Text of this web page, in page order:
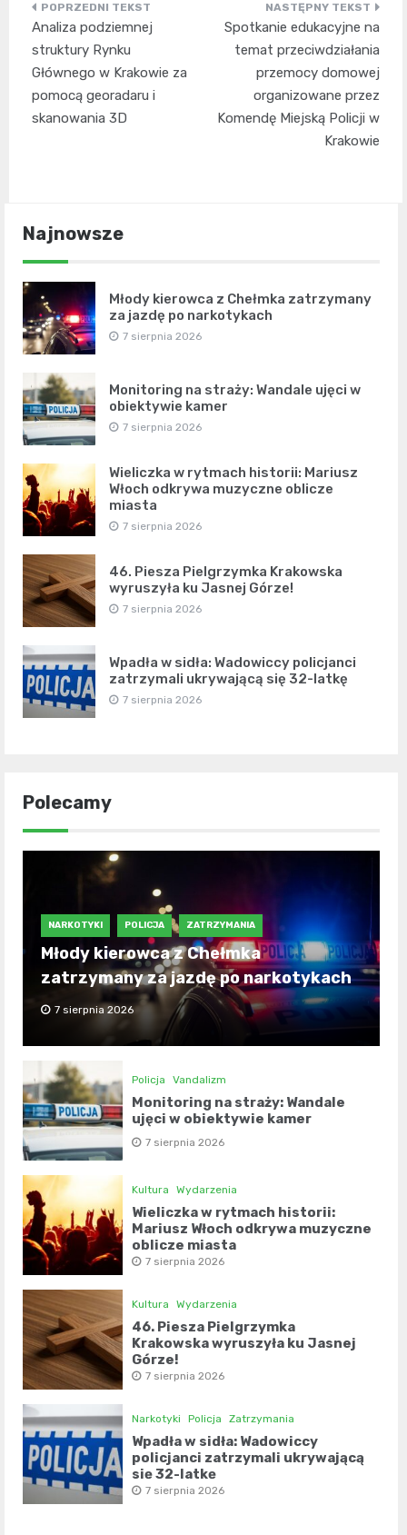
Nawigacja
wpisu
Analiza podziemnej
struktury Rynku
Głównego w Krakowie za
pomocą georadaru i
skanowania 3D
Spotkanie edukacyjne na
temat przeciwdziałania
przemocy domowej
organizowane przez
Komendę Miejską Policji w
Krakowie
Najnowsze
Młody kierowca z Chełmka zatrzymany
za jazdę po narkotykach
7 sierpnia 2026
Monitoring na straży: Wandale ujęci w
obiektywie kamer
7 sierpnia 2026
Wieliczka w rytmach historii: Mariusz
Włoch odkrywa muzyczne oblicze
miasta
7 sierpnia 2026
46. Piesza Pielgrzymka Krakowska
wyruszyła ku Jasnej Górze!
7 sierpnia 2026
Wpadła w sidła: Wadowiccy policjanci
zatrzymali ukrywającą się 32-latkę
7 sierpnia 2026
Polecamy
NARKOTYKI POLICJA ZATRZYMANIA
Młody kierowca z Chełmka
zatrzymany za jazdę po narkotykach
7 sierpnia 2026
Policja Vandalizm
Monitoring na straży: Wandale
ujęci w obiektywie kamer
7 sierpnia 2026
Kultura Wydarzenia
Wieliczka w rytmach historii:
Mariusz Włoch odkrywa muzyczne
oblicze miasta
7 sierpnia 2026
Kultura Wydarzenia
46. Piesza Pielgrzymka
Krakowska wyruszyła ku Jasnej
Górze!
7 sierpnia 2026
Narkotyki Policja Zatrzymania
Wpadła w sidła: Wadowiccy
policjanci zatrzymali ukrywającą
się 32-latkę
7 sierpnia 2026